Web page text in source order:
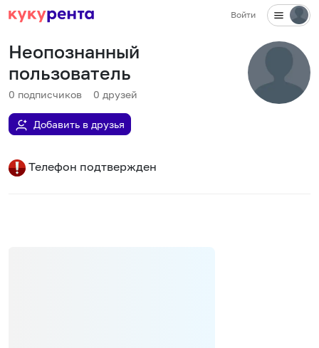
Войти
Неопознанный
пользователь
0 подписчиков 0 друзей
Добавить в друзья
Телефон подтвержден